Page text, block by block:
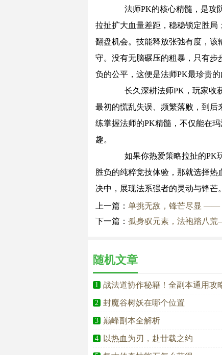
法师PK的核心精髓，是攻防
拉扯扩大血量差距，稳稳锁定胜
翻盘机会。技能释放张弛有度，
守。没有无脑碾压的粗暴，只有
负的公平，这便是法师PK最珍贵的
长久深耕法师PK，玩家收获
最初的慌乱失误、频繁落败，到
练掌握法师的PK精髓，不仅能在
趣。
如果你热爱策略拉扯的PK玩
胜负的纯粹竞技体验，那就选择
决中，展现法系强者的灵动与锋芒。
上一篇： 单挑无敌，锋芒尽显 ——
下一篇： 孤身驭元素，法袍踏八
随机文章
1 战法道协作秘籍！全副本通用攻
2 封魔谷树妖在哪个位置
3 巅峰副本全解析
4 以热血为刃，赴廿载之约